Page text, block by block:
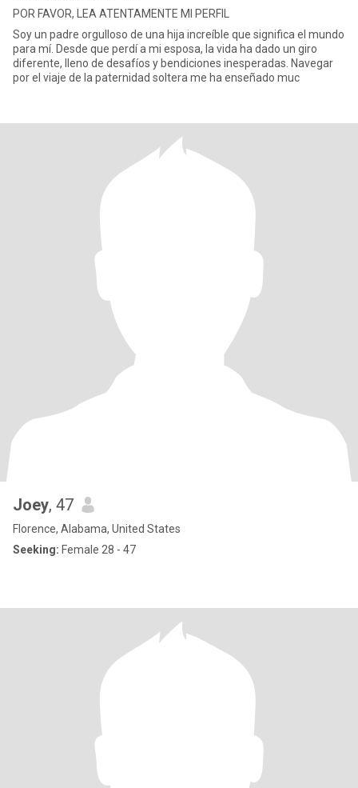
POR FAVOR, LEA ATENTAMENTE MI PERFIL
Soy un padre orgulloso de una hija increíble que significa el mundo
para mí. Desde que perdí a mi esposa, la vida ha dado un giro
diferente, lleno de desafíos y bendiciones inesperadas. Navegar
por el viaje de la paternidad soltera me ha enseñado muc
Joey, 47
Florence, Alabama, United States
Seeking: Female 28 - 47